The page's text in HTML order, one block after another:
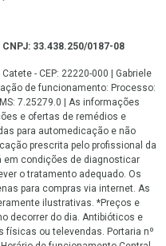
33.438.250/0187-08
- CEP: 22220-000 | Gabriele
de funcionamento: Processo:
7.25279.0 | As informações
e ofertas de remédios e
para automedicação e não
prescrita pelo profissional da
em condições de diagnosticar
o tratamento adequado. Os
para compras via internet. As
ilustrativas. *Preços e
decorrer do dia. Antibióticos e
físicas ou televendas. Portaria nº